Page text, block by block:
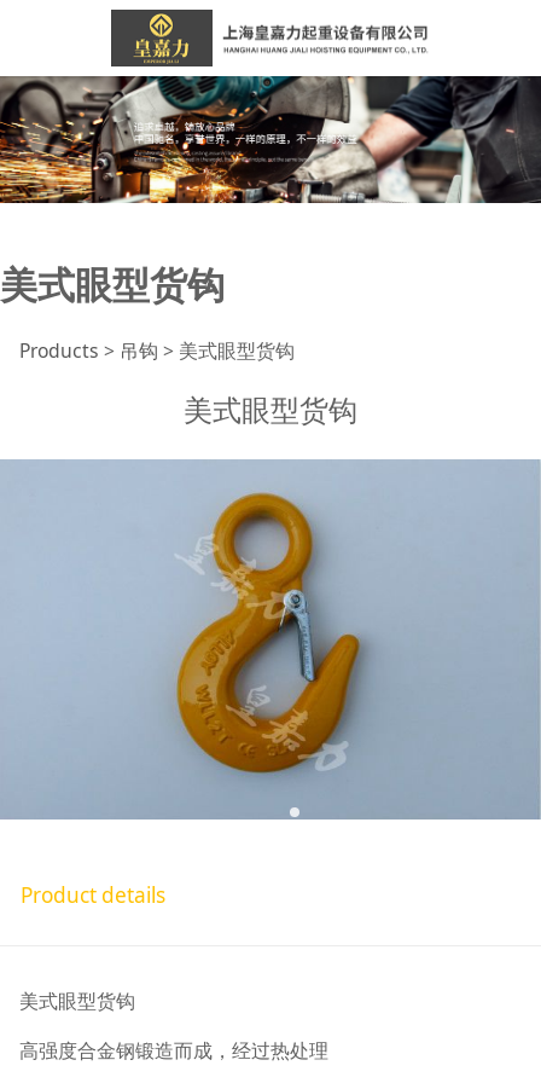
美式眼型货钩
Products > 吊钩 > 美式眼型货钩
美式眼型货钩
Product details
美式眼型货钩
高强度合金钢锻造而成，经过热处理